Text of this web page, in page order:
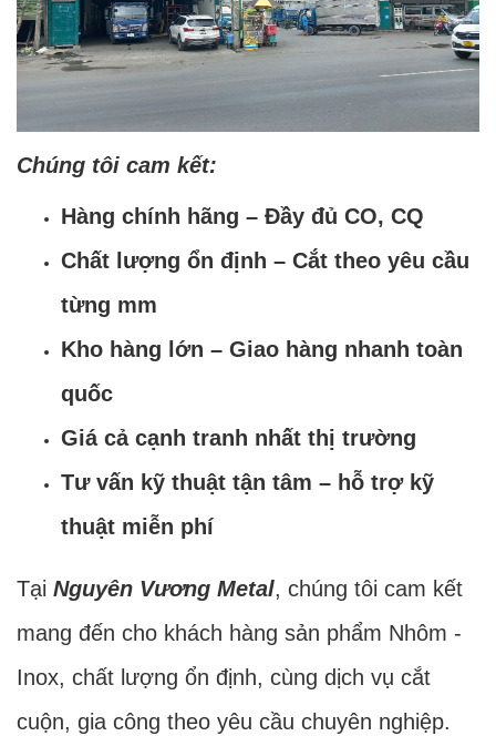
Chúng tôi cam kết:
Hàng chính hãng – Đầy đủ CO, CQ
Chất lượng ổn định – Cắt theo yêu cầu
từng mm
Kho hàng lớn – Giao hàng nhanh toàn
quốc
Giá cả cạnh tranh nhất thị trường
Tư vấn kỹ thuật tận tâm – hỗ trợ kỹ
thuật miễn phí
Tại Nguyên Vương Metal, chúng tôi cam kết
mang đến cho khách hàng sản phẩm Nhôm -
Inox, chất lượng ổn định, cùng dịch vụ cắt
cuộn, gia công theo yêu cầu chuyên nghiệp.